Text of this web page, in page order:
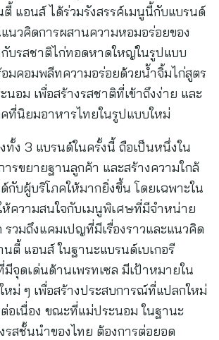
แอนส์ ได้ร่วมรังสรรค์เมนูนี้กับแบรนด์
นวคิดการผสานความหอมอร่อยของ
กับรสชาติไก่ทอดหาดใหญ่ในรูปแบบ
อมคอมพลีทความอร่อยด้วยน้ำจิ้มไก่สูตร
นอม เพื่อสร้างรสชาติที่เข้าถึงง่าย และ
ที่นิยมอาหารไทยในรูปแบบใหม่
ทั้ง 3 แบรนด์ในครั้งนี้ ถือเป็นหนึ่งใน
รขยายฐานลูกค้า และสร้างความใกล้
กับผู้บริโภคให้มากยิ่งขึ้น โดยเฉพาะใน
ความสนใจกับเมนูพิเศษที่มีจำหน่าย
รวมถึงแคมเปญที่มีเรื่องราวและแนวคิด
ตี้ แอนส์ ในฐานะแบรนด์เบเกอรี
จุดเด่นด้านเพรทเซล มีเป้าหมายใน
หม่ ๆ เพื่อสร้างประสบการณ์ที่แปลกใหม่
อเนื่อง ขณะที่แม่ประนอม ในฐานะ
รสชั้นนำของไทย ต้องการต่อยอด